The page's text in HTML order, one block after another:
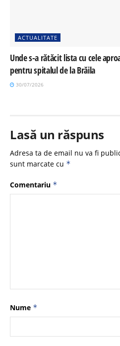
ACTUALITATE
Unde s-a rătăcit lista cu cele
pentru spitalul de la Brăila
30/07/2026
Lasă un răspuns
Adresa ta de email nu va fi
sunt marcate cu *
Comentariu *
Nume *